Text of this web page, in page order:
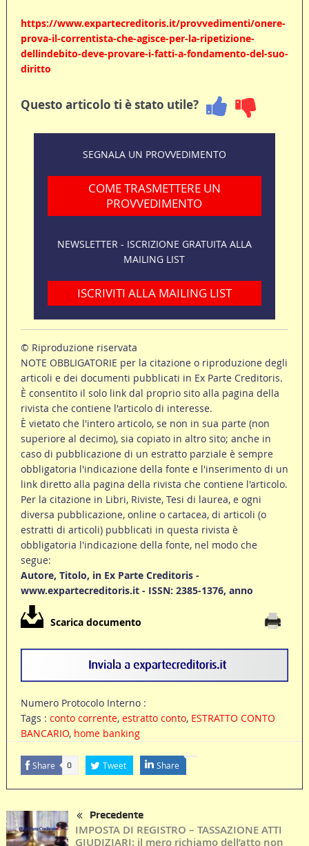
https://www.expartecreditoris.it/provvedimenti/onere-
prova-il-correntista-che-agisce-per-la-ripetizione-
dellindebito-deve-provare-i-fatti-a-fondamento-del-suo-
diritto
Questo articolo ti è stato utile?
SEGNALA UN PROVVEDIMENTO
COME TRASMETTERE UN
PROVVEDIMENTO
NEWSLETTER - ISCRIZIONE GRATUITA ALLA
MAILING LIST
ISCRIVITI ALLA MAILING LIST
© Riproduzione riservata
NOTE OBBLIGATORIE per la citazione o riproduzione degli
articoli e dei documenti pubblicati in Ex Parte Creditoris.
È consentito il solo link dal proprio sito alla pagina della
rivista che contiene l'articolo di interesse.
È vietato che l'intero articolo, se non in sua parte (non
superiore al decimo), sia copiato in altro sito; anche in
caso di pubblicazione di un estratto parziale è sempre
obbligatoria l'indicazione della fonte e l'inserimento di un
link diretto alla pagina della rivista che contiene l'articolo.
Per la citazione in Libri, Riviste, Tesi di laurea, e ogni
diversa pubblicazione, online o cartacea, di articoli (o
estratti di articoli) pubblicati in questa rivista è
obbligatoria l'indicazione della fonte, nel modo che
segue:
Autore, Titolo, in Ex Parte Creditoris -
www.expartecreditoris.it - ISSN: 2385-1376, anno
Scarica documento
Numero Protocolo Interno :
Tags : conto corrente, estratto conto, ESTRATTO CONTO
BANCARIO, home banking
Share 0 Tweet Share
Precedente
IMPOSTA DI REGISTRO – TASSAZIONE ATTI
GIUDIZIARI: il mero richiamo dell’atto non